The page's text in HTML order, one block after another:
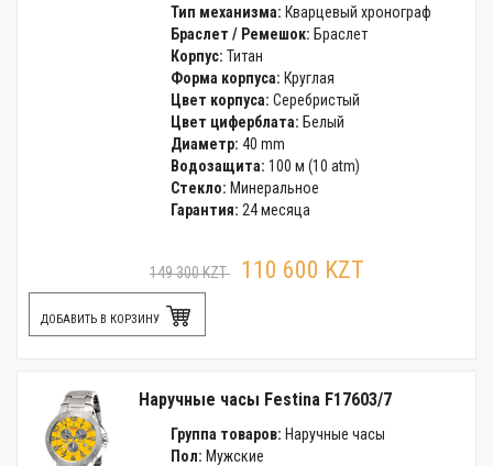
Тип механизма: Кварцевый хронограф
Браслет / Ремешок: Браслет
Корпус: Титан
Форма корпуса: Круглая
Цвет корпуса: Серебристый
Цвет циферблата: Белый
Диаметр: 40 mm
Водозащита: 100 м (10 atm)
Стекло: Минеральное
Гарантия: 24 месяца
149 300 KZT 110 600 KZT
ДОБАВИТЬ В КОРЗИНУ
Наручные часы Festina F17603/7
Группа товаров: Наручные часы
Пол: Мужские